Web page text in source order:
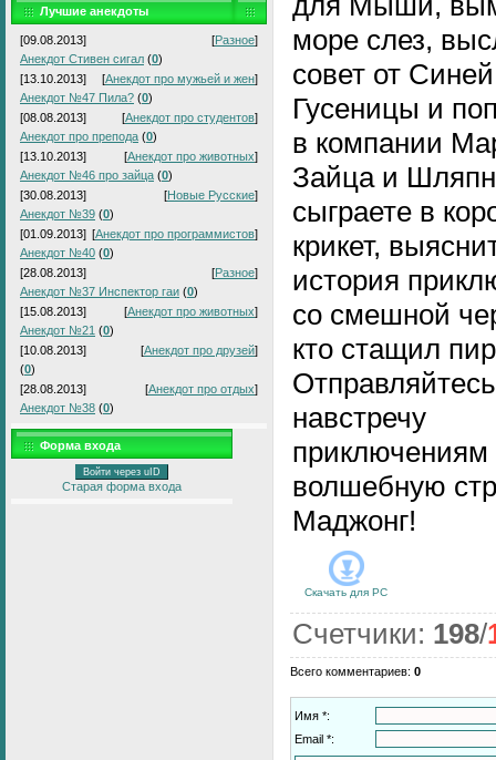
Лучшие анекдоты
[09.08.2013] [Разное]
Анекдот Стивен сигал (0)
[13.10.2013]
[Анекдот про мужьей и жен]
Анекдот №47 Пила? (0)
[08.08.2013]
[Анекдот про студентов]
Анекдот про препода (0)
[13.10.2013]
[Анекдот про животных]
Анекдот №46 про зайца (0)
[30.08.2013]
[Новые Русские]
Анекдот №39 (0)
[01.09.2013] [Анекдот про программистов]
Анекдот №40 (0)
[28.08.2013]
[Разное]
Анекдот №37 Инспектор гаи (0)
[15.08.2013]
[Анекдот про животных]
Анекдот №21 (0)
[10.08.2013]
[Анекдот про друзей]
(0)
[28.08.2013]
[Анекдот про отдых]
Анекдот №38 (0)
Форма входа
Войти через uID
Старая форма входа
море слез,
совет от Синей
Гусеницы и
в компании
Зайца и
сыграете в
крикет,
история
со смешной
кто стащил
Отправляйтесь
навстречу
приключениям
волшебную
Маджонг!
Скачать для PC
Счетчики: 198/
Всего комментариев: 0
Имя *:
Email *: